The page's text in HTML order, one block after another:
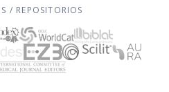
/ REPOSITORIOS